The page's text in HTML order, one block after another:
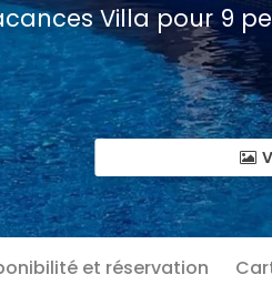
Villa pour 9
et réservation